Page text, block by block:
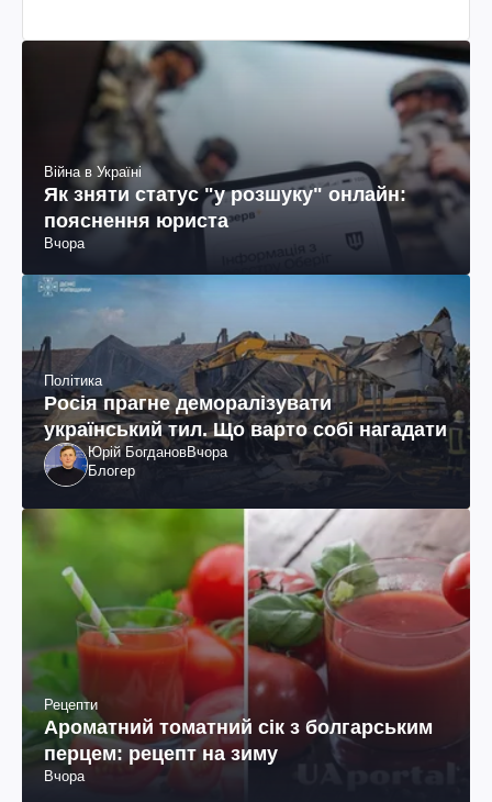
Війна в Україні
Як зняти статус "у розшуку" онлайн:
пояснення юриста
Вчора
Політика
Росія прагне деморалізувати
український тил. Що варто собі нагадати
Юрій БогдановВчора
Блогер
Рецепти
Ароматний томатний сік з болгарським
перцем: рецепт на зиму
Вчора